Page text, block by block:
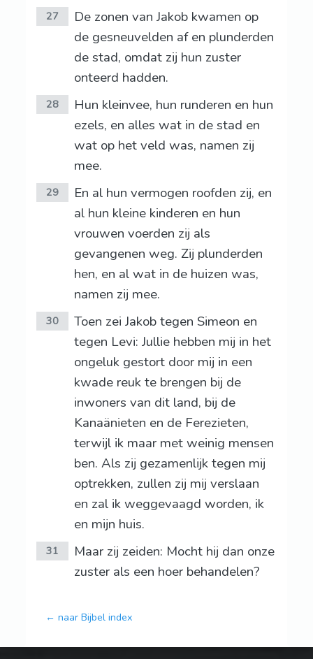
27
De zonen van Jakob kwamen op
de gesneuvelden af en plunderden
de stad, omdat zij hun zuster
onteerd hadden.
28
Hun kleinvee, hun runderen en hun
ezels, en alles wat in de stad en
wat op het veld was, namen zij
mee.
29
En al hun vermogen roofden zij, en
al hun kleine kinderen en hun
vrouwen voerden zij als
gevangenen weg. Zij plunderden
hen, en al wat in de huizen was,
namen zij mee.
30
Toen zei Jakob tegen Simeon en
tegen Levi: Jullie hebben mij in het
ongeluk gestort door mij in een
kwade reuk te brengen bij de
inwoners van dit land, bij de
Kanaänieten en de Ferezieten,
terwijl ik maar met weinig mensen
ben. Als zij gezamenlijk tegen mij
optrekken, zullen zij mij verslaan
en zal ik weggevaagd worden, ik
en mijn huis.
31
Maar zij zeiden: Mocht hij dan onze
zuster als een hoer behandelen?
← naar Bijbel index